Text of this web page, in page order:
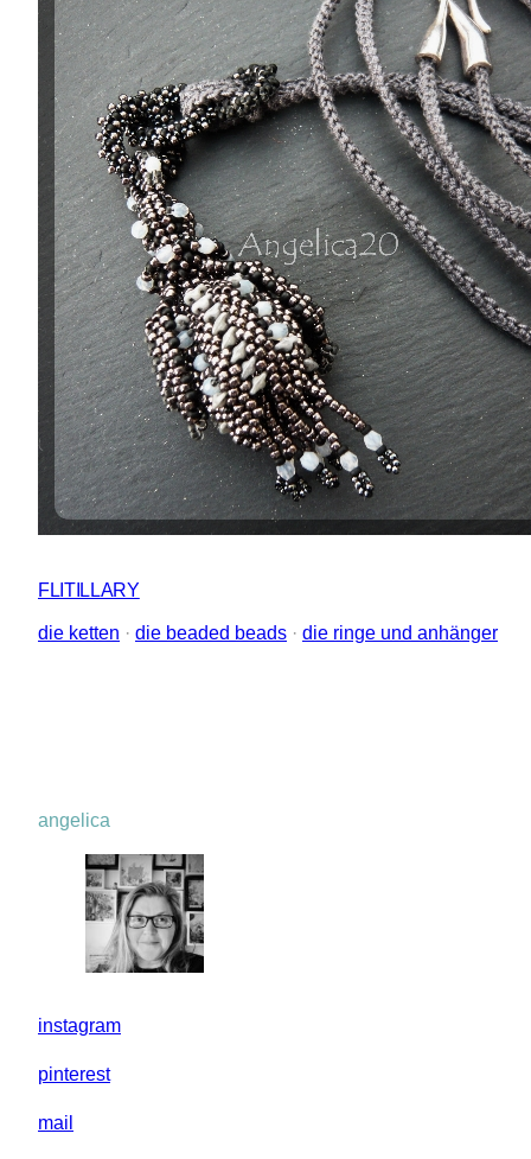
FLITILLARY
die ketten · die beaded beads · die ringe und anhänger
angelica
instagram
pinterest
mail